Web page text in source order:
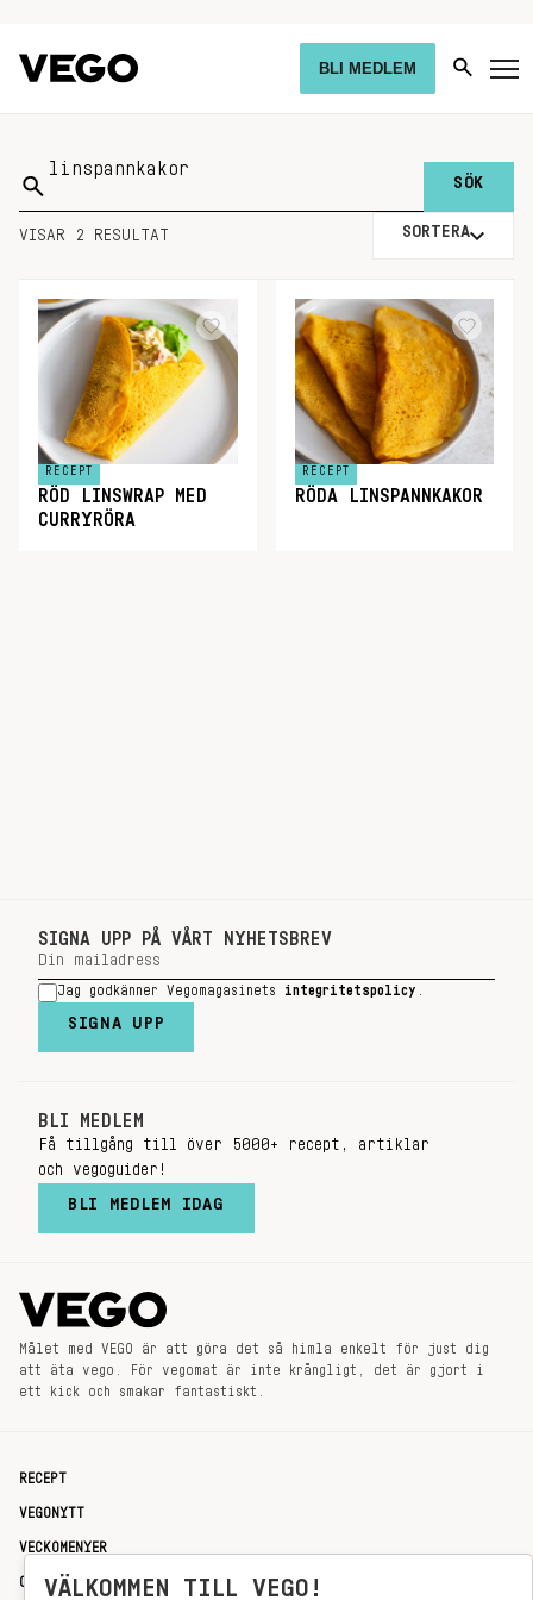
BLI MEDLEM
Sök
på:
VISAR 2 RESULTAT SORTERA
RECEPT
RÖD LINSWRAP MED
CURRYRÖRA
RECEPT
RÖDA LINSPANNKAKOR
SIGNA UPP PÅ VÅRT NYHETSBREV
Jag godkänner Vegomagasinets integritetspolicy
SIGNA UPP
BLI MEDLEM
Få tillgång till över 5000+ recept, artiklar
och vegoguider!
BLI MEDLEM IDAG
Målet med VEGO är att göra det så himla enkelt för just dig
att äta vego. För vegomat är inte krångligt, det är gjort i
ett kick och smakar fantastiskt.
RECEPT
VEGONYTT
VECKOMENYER
OM OSSVÄLKOMMEN TILL VEGO!